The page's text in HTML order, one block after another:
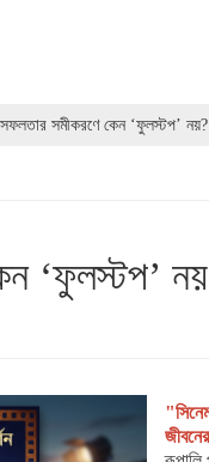
সফলতার সমীকরণে কেন ‘ফুলস্টপ’ নয়?
‘ফুলস্টপ’